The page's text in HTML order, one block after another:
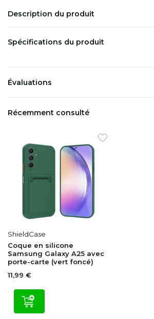
Description du produit
Spécifications du produit
Évaluations
Récemment consulté
ShieldCase
Coque en silicone
Samsung Galaxy A25 avec
porte-carte (vert foncé)
11,99 €